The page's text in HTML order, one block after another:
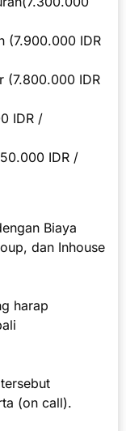
(7.900.000 IDR
(7.800.000 IDR
IDR /
IDR /
Biaya
dan Inhouse
harap
(on call).